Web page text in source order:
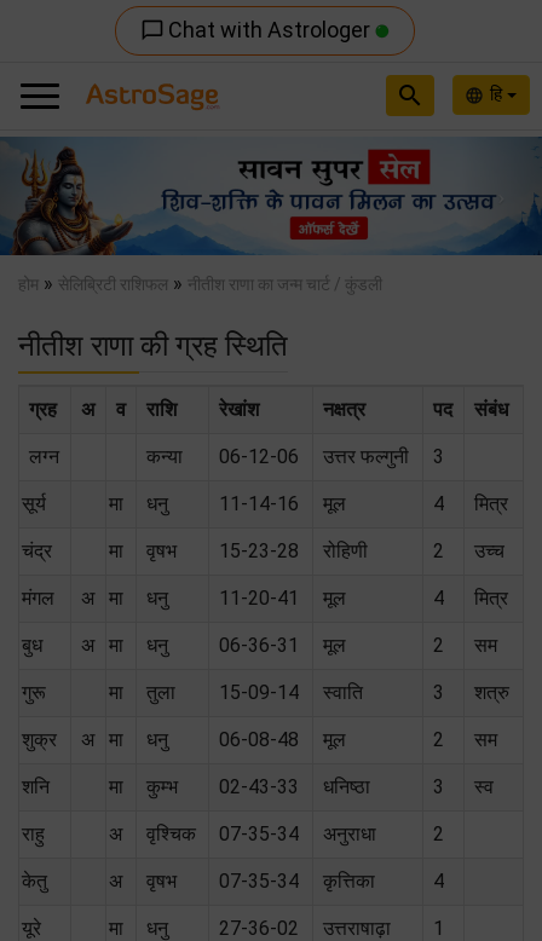
chat_bubble_outline Chat with Astrologer
language हि
search
Previous
होम » सेलिब्रिटी राशिफल » नीतीश राणा का जन्म चार्ट / कुंडली
नीतीश राणा की ग्रह स्थिति
ग्रह अ व राशि रेखांश नक्षत्र पद संबंध
लग्न कन्या 06-12-06 उत्तर फल्गुनी 3
सूर्य मा धनु 11-14-16 मूल 4 मित्र
चंद्र मा वृषभ 15-23-28 रोहिणी 2 उच्च
मंगल अ मा धनु 11-20-41 मूल 4 मित्र
बुध अ मा धनु 06-36-31 मूल 2 सम
गुरू मा तुला 15-09-14 स्वाति 3 शत्रु
शुक्र अ मा धनु 06-08-48 मूल 2 सम
शनि मा कुम्भ 02-43-33 धनिष्ठा 3 स्‍व
राहु अ वृश्चिक 07-35-34 अनुराधा 2
केतु अ वृषभ 07-35-34 कृत्तिका 4
यूरे मा धनु 27-36-02 उत्तराषाढ़ा 1